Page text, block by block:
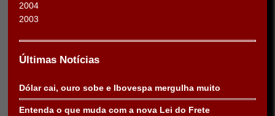
2004
2003
Últimas Notícias
Dólar cai, ouro sobe e Ibovespa mergulha muito
Entenda o que muda com a nova Lei do Frete